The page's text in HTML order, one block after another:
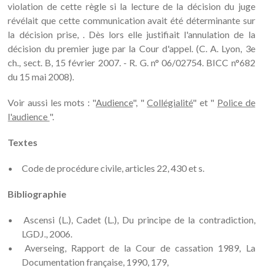
violation de cette règle si la lecture de la décision du juge
révélait que cette communication avait été déterminante sur
la décision prise, . Dès lors elle justifiait l'annulation de la
décision du premier juge par la Cour d'appel. (C. A. Lyon, 3e
ch., sect. B, 15 février 2007. - R. G. n° 06/02754. BICC n°682
du 15 mai 2008).
Voir aussi les mots : "Audience", "Collégialité" et " Police de
l'audience ".
Textes
Code de procédure civile, articles 22, 430 et s.
Bibliographie
Ascensi (L.), Cadet (L.), Du principe de la contradiction,
LGDJ., 2006.
Averseing, Rapport de la Cour de cassation 1989, La
Documentation française, 1990, 179,